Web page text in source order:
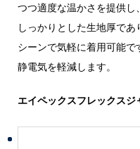
つつ適度な温かさを提供し
しっかりとした生地厚で
シーンで気軽に着用可能
静電気を軽減します。
エイペックスフレックスジ